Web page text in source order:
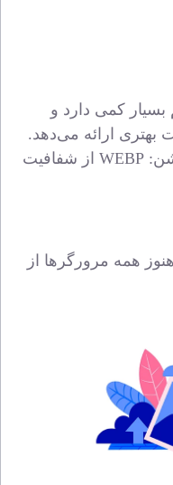
کمی دارد و
بهتری ارائه می‌دهد.
WEBP از شفافیت
همه مرورگرها از